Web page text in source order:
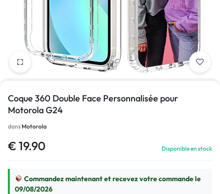
1/1
Coque 360 Double Face Personnalisée pour
Motorola G24
dans Motorola
€ 19.90 Disponible en stock
Commandez maintenant et recevez votre commande le
09/08/2026